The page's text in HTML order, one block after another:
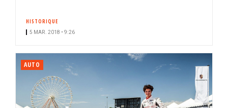
HISTORIQUE
5 MAR. 2018 • 9:26
AUTO